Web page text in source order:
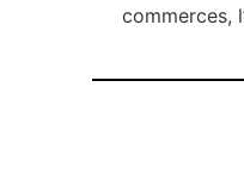
commerces,